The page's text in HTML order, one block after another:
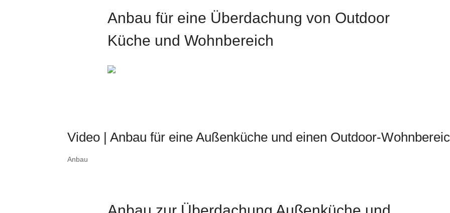
Anbau für eine Überdachung von Outdoor
Küche und Wohnbereich
Video | Anbau für eine Außenküche und einen Outdoor-
Anbau